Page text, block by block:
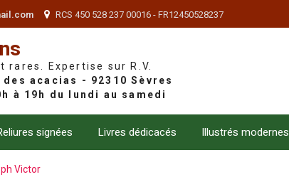
RCS 450 528 237 00016 - FR12450528237
Expertise sur R.V.
signées Livres dédicacés Illustrés modernes
Victor